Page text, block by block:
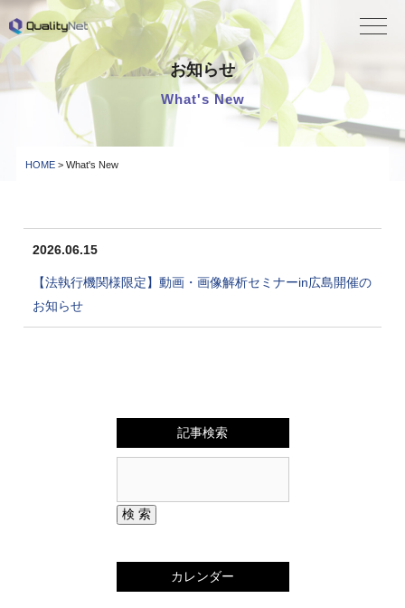
QualityNet
お知らせ
What's New
HOME> What's New
2026.06.15
【法執行機関様限定】動画・画像解析セミナーin広島開催の
お知らせ
記事検索
カレンダー